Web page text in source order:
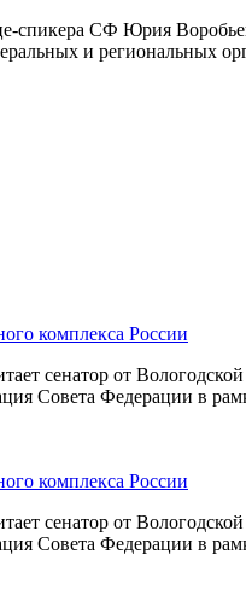
спикера СФ Юрия
и региональных
комплекса России
сенатор от
Совета Федерации в
комплекса России
сенатор от
Совета Федерации в